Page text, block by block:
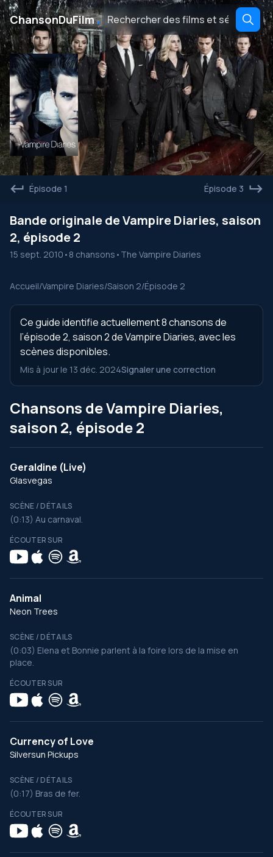
ChansonDuFilm․
Épisode 1 Épisode 3
Bande originale de Vampire Diaries, saison
2, épisode 2
15 sept. 2010 • 8 chansons • The Vampire Diaries
Accueil/Vampire Diaries/Saison 2/Épisode 2
Ce guide identifie actuellement 8 chansons de
l’épisode 2, saison 2 de Vampire Diaries, avec les
scènes disponibles.
Mis à jour le 13 déc. 2024Signaler une correction
Chansons de Vampire Diaries,
saison 2, épisode 2
Geraldine (Live)
Glasvegas
SCÈNE / DÉTAILS
(0:13) Au carnaval.
ÉCOUTER SUR
Animal
Neon Trees
SCÈNE / DÉTAILS
(0:03) Elena et Bonnie parlent à la foire lors de la mise en
place.
ÉCOUTER SUR
Currency of Love
Silversun Pickups
SCÈNE / DÉTAILS
(0:17) Bras de fer.
ÉCOUTER SUR